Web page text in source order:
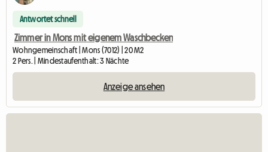
Antwortet schnell
Zimmer in Mons mit eigenem Waschbecken
Wohngemeinschaft | Mons (7012) | 20 M2
2 Pers. | Mindestaufenthalt: 3 Nächte
Anzeige ansehen